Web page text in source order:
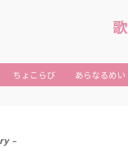
ちょこらび あらなるめい
–